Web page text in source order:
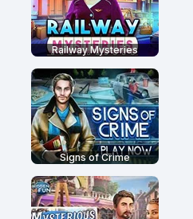
Railway Mysteries
Signs of Crime